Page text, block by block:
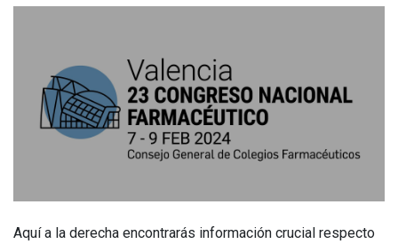
23 Congreso Nacional
Farmacéutico
Aquí a la derecha encontrarás información crucial respecto